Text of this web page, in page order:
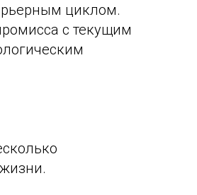
циклом.
с текущим